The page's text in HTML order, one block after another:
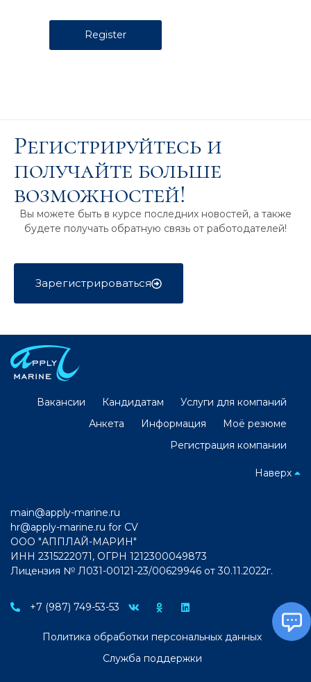
Регистрируйтесь и
получайте больше
возможностей!
Вы можете быть в курсе последних новостей, а также
будете получать обратную связь от работодателей!
Зарегистрироваться
Вакансии Кандидатам
Услуги для компаний
Анкета
Информация
Моё резюме
Регистрация компании
Наверх
main@apply-marine.ru
hr@apply-marine.ru for CV
ООО "АППЛАЙ-МАРИН"
ИНН 2315222071, ОГРН 1212300049873
Лицензия № Л031-00121-23/00629946 от 30.11.2022г.
+7 (987) 749-53-53
Политика обработки персональных данных
Служба поддержки